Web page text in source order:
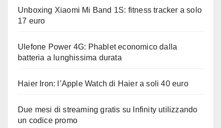
Unboxing Xiaomi Mi Band 1S: fitness tracker a solo
17 euro
Ulefone Power 4G: Phablet economico dalla
batteria a lunghissima durata
Haier Iron: l’Apple Watch di Haier a soli 40 euro
Due mesi di streaming gratis su Infinity utilizzando
un codice promo